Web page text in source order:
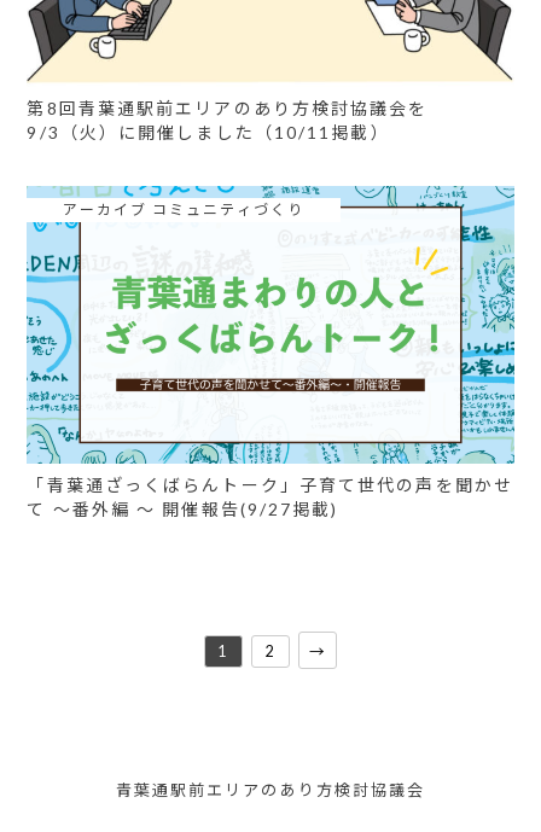
第8回青葉通駅前エリアのあり方検討協議会を
9/3（火）に開催しました（10/11掲載）
アーカイブ コミュニティづくり
「青葉通ざっくばらんトーク」子育て世代の声を聞かせ
て 〜番外編 〜 開催報告(9/27掲載)
1 2 →
青葉通駅前エリアのあり方検討協議会